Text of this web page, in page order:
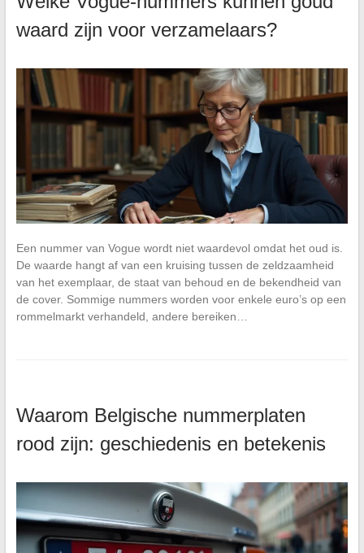
waard zijn voor verzamelaars?
Een nummer van Vogue wordt niet waardevol omdat het oud is.
De waarde hangt af van een kruising tussen de zeldzaamheid
van het exemplaar, de staat van behoud en de bekendheid van
de cover. Sommige nummers worden voor enkele euro’s op een
rommelmarkt verhandeld, andere bereiken…
Waarom Belgische nummerplaten
rood zijn: geschiedenis en betekenis